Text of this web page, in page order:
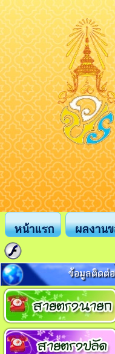
หน้าแรก ผลงาน
ข้อมูลติดต่อ